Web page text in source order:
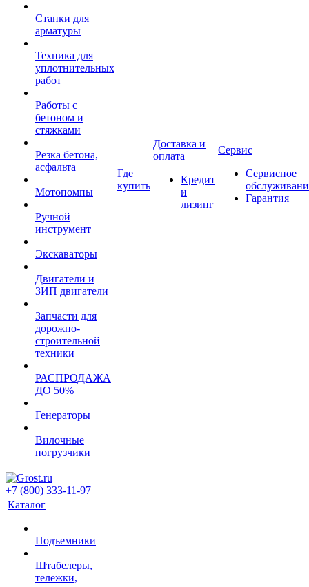
Станки для
арматуры
Техника для
уплотнительных
работ
Работы с
бетоном и
стяжками
Резка бетона,
асфальта
Мотопомпы
Ручной
инструмент
Экскаваторы
Двигатели и
ЗИП двигатели
Запчасти для
дорожно-
строительной
техники
РАСПРОДАЖА
ДО 50%
Генераторы
Вилочные
погрузчики
Где
купить
Доставка и
оплата
Кредит
и
лизинг
Сервис
Сервисное
Гарантия
+7 (800) 333-11-97
Каталог
Подъемники
Штабелеры,
тележки,